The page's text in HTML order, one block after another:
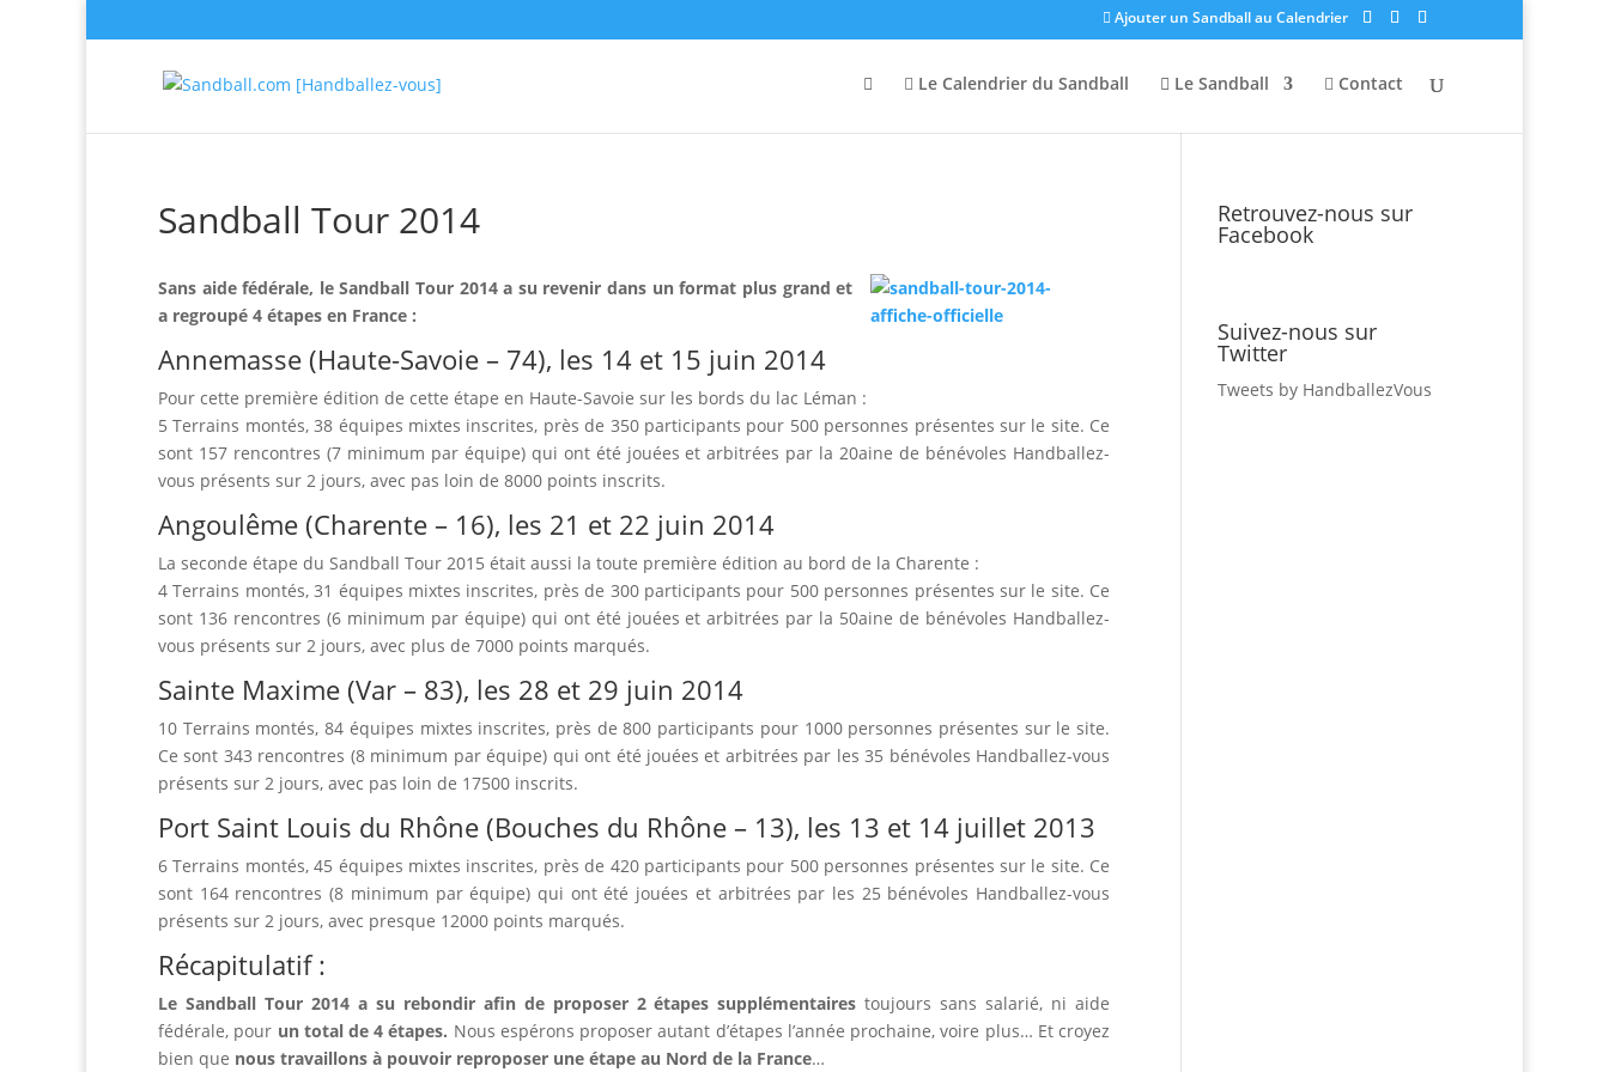
Ajouter un Sandball au Calendrier
Le Calendrier du Sandball Le Sandball Contact
Sandball Tour 2014
Sans aide fédérale, le Sandball Tour 2014 a su revenir dans un format plus grand et
a regroupé 4 étapes en France :
Annemasse (Haute-Savoie – 74), les 14 et 15 juin 2014
Pour cette première édition de cette étape en Haute-Savoie sur les bords du lac Léman :
5 Terrains montés, 38 équipes mixtes inscrites, près de 350 participants pour 500 personnes présentes sur le site. Ce
sont 157 rencontres (7 minimum par équipe) qui ont été jouées et arbitrées par la 20aine de bénévoles Handballez-
vous présents sur 2 jours, avec pas loin de 8000 points inscrits.
Angoulême (Charente – 16), les 21 et 22 juin 2014
La seconde étape du Sandball Tour 2015 était aussi la toute première édition au bord de la Charente :
4 Terrains montés, 31 équipes mixtes inscrites, près de 300 participants pour 500 personnes présentes sur le site. Ce
sont 136 rencontres (6 minimum par équipe) qui ont été jouées et arbitrées par la 50aine de bénévoles Handballez-
vous présents sur 2 jours, avec plus de 7000 points marqués.
Sainte Maxime (Var – 83), les 28 et 29 juin 2014
10 Terrains montés, 84 équipes mixtes inscrites, près de 800 participants pour 1000 personnes présentes sur le site.
Ce sont 343 rencontres (8 minimum par équipe) qui ont été jouées et arbitrées par les 35 bénévoles Handballez-vous
présents sur 2 jours, avec pas loin de 17500 inscrits.
Port Saint Louis du Rhône (Bouches du Rhône – 13), les 13 et 14 juillet 2013
6 Terrains montés, 45 équipes mixtes inscrites, près de 420 participants pour 500 personnes présentes sur le site. Ce
sont 164 rencontres (8 minimum par équipe) qui ont été jouées et arbitrées par les 25 bénévoles Handballez-vous
présents sur 2 jours, avec presque 12000 points marqués.
Récapitulatif :
Le Sandball Tour 2014 a su rebondir afin de proposer 2 étapes supplémentairestoujours sans salarié, ni aide
fédérale, pour un total de 4 étapes. Nous espérons proposer autant d’étapes l’année prochaine, voire plus… Et croyez
bien que nous travaillons à pouvoir reproposer une étape au Nord de la France…
Retrouvez-nous sur
Facebook
Suivez-nous sur
Twitter
Tweets by HandballezVous